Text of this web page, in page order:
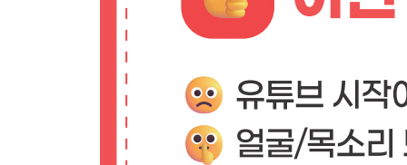
자막 작업에 최적화된 브루
AI로 자막 받아쓰기
브루에서 자막 편집하기
자막 파일로 자막 내보내기&자막 번역하기
[실천 노트] AI 더빙과 다양한 추가 기능
LESSON 05 AI 더빙으로 목소리, 얼굴 노출 없이